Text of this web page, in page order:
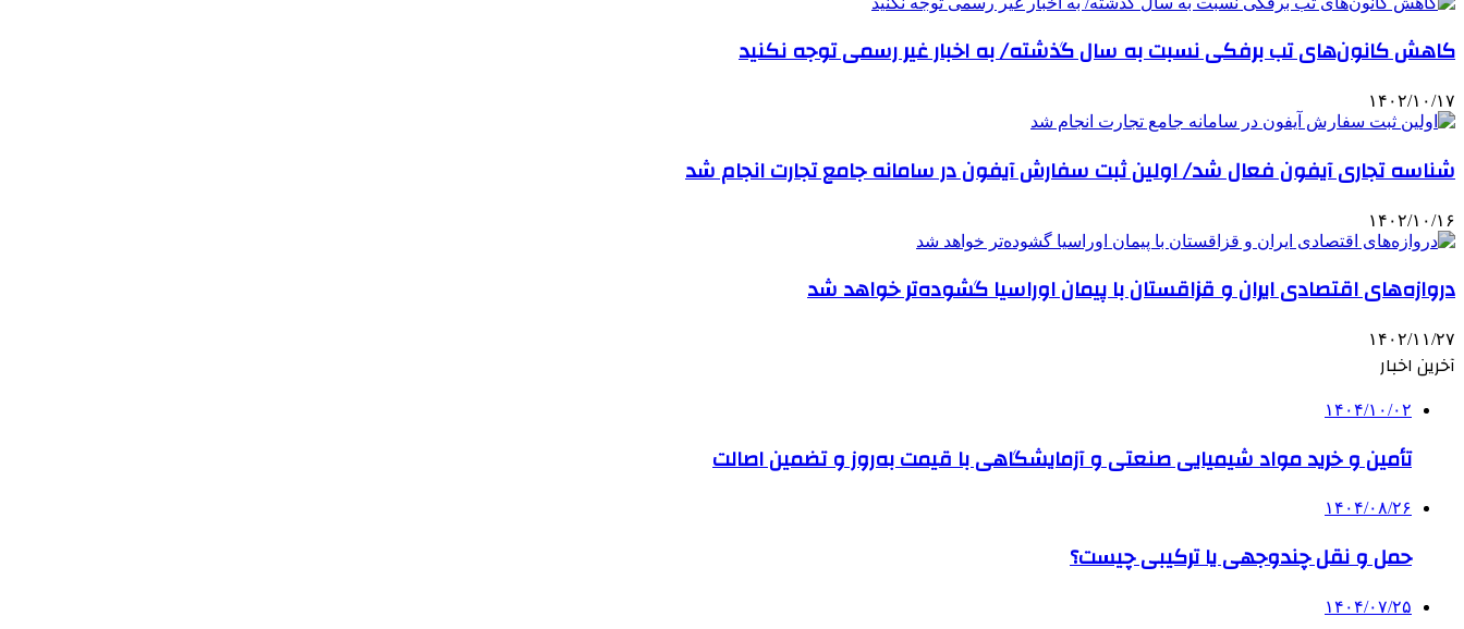
کاهش کانون‌های تب برفکی نسبت به سال گذشته/ به اخبار غیر رسمی توجه نکنید
۱۴۰۲/۱۰/۱۷
شناسه تجاری آیفون فعال شد/ اولین ثبت سفارش آیفون در سامانه جامع تجارت انجام شد
۱۴۰۲/۱۰/۱۶
دروازه‌های اقتصادی ایران و قزاقستان با پیمان اوراسیا گشوده‌تر خواهد شد
۱۴۰۲/۱۱/۲۷
آخرین اخبار
۱۴۰۴/۱۰/۰۲
تأمین و خرید مواد شیمیایی صنعتی و آزمایشگاهی با قیمت به‌روز و تضمین اصالت
۱۴۰۴/۰۸/۲۶
حمل و نقل چندوجهی یا ترکیبی چیست؟
۱۴۰۴/۰۷/۲۵